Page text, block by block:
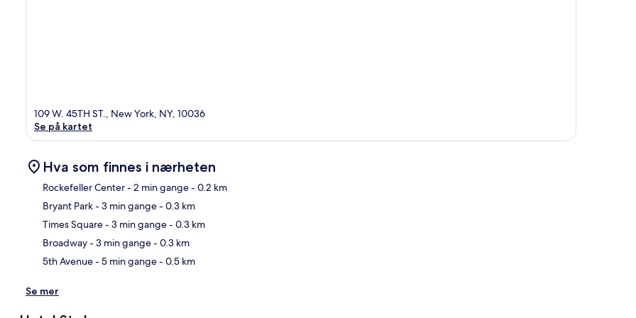
109 W. 45TH ST., New York, NY, 10036
Se på kartet
Hva som finnes i nærheten
Rockefeller Center- 2 min gange- 0.2 km
Bryant Park- 3 min gange- 0.3 km
Times Square- 3 min gange- 0.3 km
Broadway- 3 min gange- 0.3 km
5th Avenue- 5 min gange- 0.5 km
Se mer